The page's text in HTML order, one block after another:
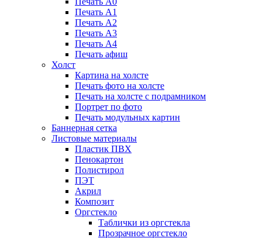
Печать А1
Печать А2
Печать А3
Печать А4
Печать афиш
Холст
Картина на холсте
Печать фото на холсте
Печать на холсте с подрамником
Портрет по фото
Печать модульных картин
Баннерная сетка
Листовые материалы
Пластик ПВХ
Пенокартон
Полистирол
ПЭТ
Акрил
Композит
Оргстекло
Таблички из оргстекла
Прозрачное оргстекло